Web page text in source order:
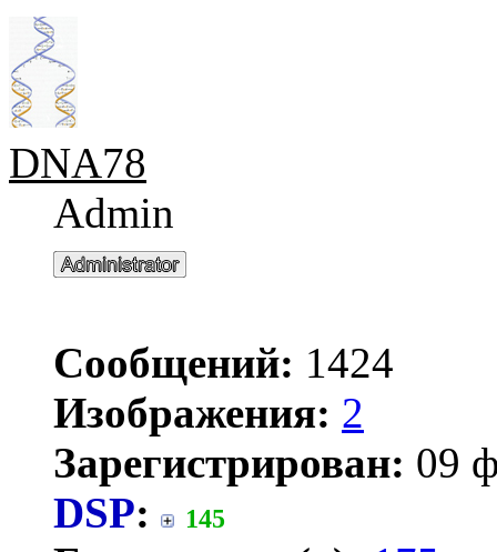
DNA78
Admin
Сообщений: 1424
Изображения: 2
Зарегистрирован: 09
DSP: 145